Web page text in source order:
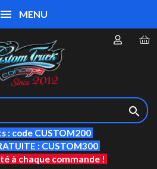

: code CUSTOM200
: CUSTOM300
à chaque commande !
MENU